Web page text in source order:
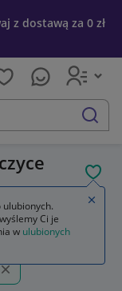
z dostawą za 0 zł
szukaj
Ci je
w ulubionych